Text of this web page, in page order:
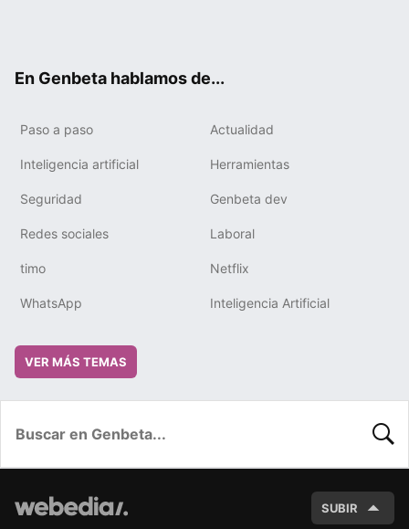
En Genbeta hablamos de...
Paso a paso Actualidad
Inteligencia artificial Herramientas
Seguridad Genbeta dev
Redes sociales Laboral
timo Netflix
WhatsApp Inteligencia Artificial
VER MÁS TEMAS
SUBIR